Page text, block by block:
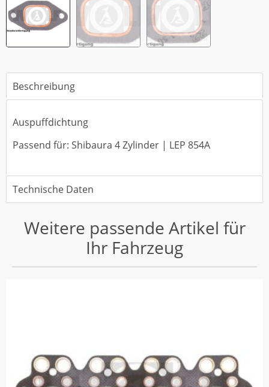
Beschreibung
Auspuffdichtung
Passend für: Shibaura 4 Zylinder | LEP 854A
Technische Daten
Weitere passende Artikel für
Ihr Fahrzeug